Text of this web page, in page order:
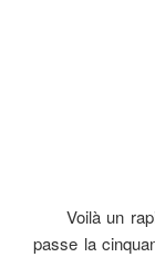
Voilà un
passe la